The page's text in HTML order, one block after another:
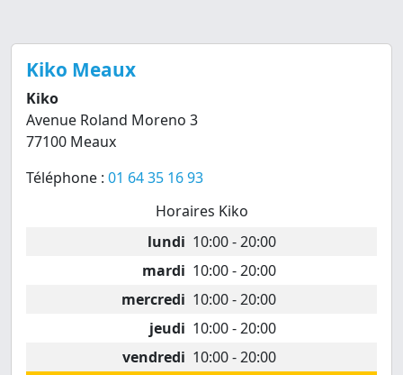
Kiko Meaux
Kiko
Avenue Roland Moreno 3
77100 Meaux
Téléphone : 01 64 35 16 93
Horaires Kiko
lundi 10:00 - 20:00
mardi 10:00 - 20:00
mercredi 10:00 - 20:00
jeudi 10:00 - 20:00
vendredi 10:00 - 20:00